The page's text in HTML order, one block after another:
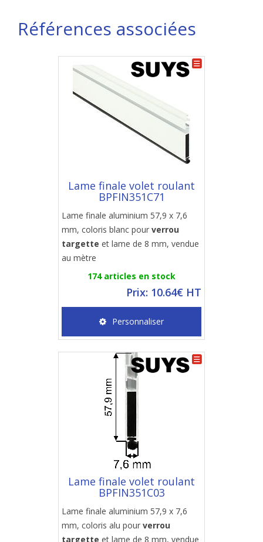
Références associées
Lame finale volet roulant
BPFIN351C71
Lame finale aluminium 57,9 x 7,6
mm, coloris blanc pour verrou
targette et lame de 8 mm, vendue
au mètre
174 articles en stock
Prix: 10.64€ HT
Personnaliser
Lame finale volet roulant
BPFIN351C03
Lame finale aluminium 57,9 x 7,6
mm, coloris alu pour verrou
targette et lame de 8 mm, vendue